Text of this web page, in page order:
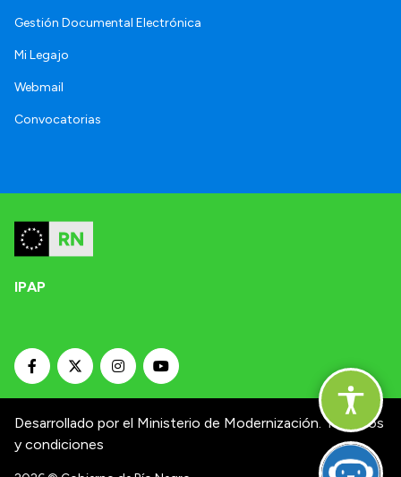
Gestión Documental Electrónica
Mi Legajo
Webmail
Convocatorias
IPAP
Desarrollado por el Ministerio de Modernización. Términos
y condiciones